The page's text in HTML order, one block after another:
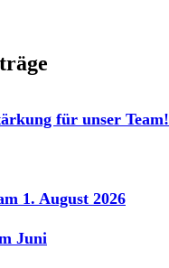
für unser Team!
1. August 2026
Juni